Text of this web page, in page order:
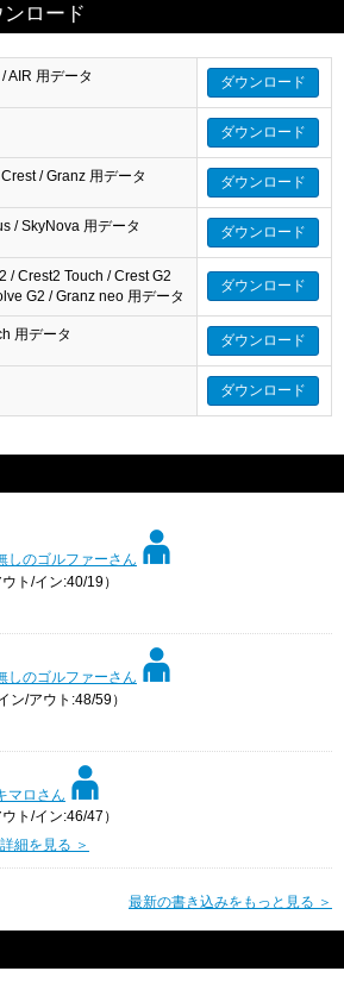
ロード
AIR 用データ ダウンロード
ダウンロード
/ Granz 用データ ダウンロード
/ SkyNova 用データ ダウンロード
/ Crest2 Touch / Crest G2
G2 / Granz neo 用データ
ダウンロード
用データ ダウンロード
ダウンロード
しのゴルファーさん
ト/イン:40/19）
しのゴルファーさん
ン/アウト:48/59）
マロさん
ト/イン:46/47）
詳細を見る ＞
最新の書き込みをもっと見る ＞